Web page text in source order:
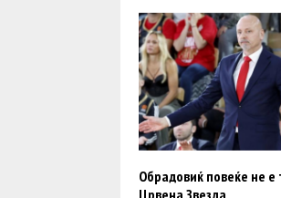
Обрадовиќ повеќе не е
Црвена Звезда